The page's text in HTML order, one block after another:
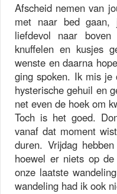
Afscheid nemen van
met naar bed gaan,
liefdevol naar
knuffelen en kusjes
wenste en daarna
ging spoken. Ik mis
hysterische gehuil en
net even de hoek om
Toch is het goed.
vanaf dat moment
duren. Vrijdag
hoewel er niets op
onze laatste
wandeling had ik ook